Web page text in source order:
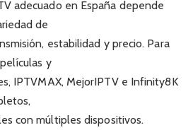
adecuado en España depende
de
estabilidad y precio. Para
y
IPTVMAX, MejorIPTV e Infinity8K
con múltiples dispositivos.